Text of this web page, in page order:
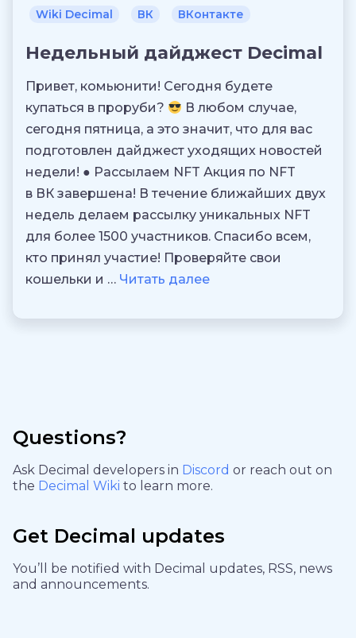
Wiki Decimal
ВК ВКонтакте
Недельный дайджест Decimal
Привет, комьюнити! Сегодня будете
купаться в проруби?
В любом случае,
сегодня пятница, а это значит, что для вас
подготовлен дайджест уходящих новостей
недели! ● Рассылаем NFT Акция по NFT
в ВК завершена! В течение ближайших двух
недель делаем рассылку уникальных NFT
для более 1500 участников. Спасибо всем,
кто принял участие! Проверяйте свои
кошельки и … Читать далее
Questions?
Ask Decimal developers in Discord or reach out on
the Decimal Wiki to learn more.
Get Decimal updates
You’ll be notified with Decimal updates, RSS, news
and announcements.